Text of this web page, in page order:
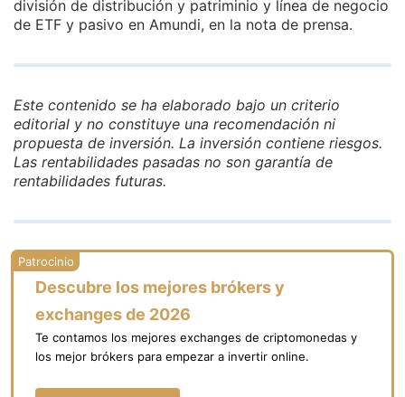
división de distribución y patriminio y línea de negocio
de ETF y pasivo en Amundi, en la nota de prensa.
Este contenido se ha elaborado bajo un criterio
editorial y no constituye una recomendación ni
propuesta de inversión. La inversión contiene riesgos.
Las rentabilidades pasadas no son garantía de
rentabilidades futuras.
Descubre los mejores brókers y
exchanges de 2026
Te contamos los mejores exchanges de criptomonedas y
los mejor brókers para empezar a invertir online.